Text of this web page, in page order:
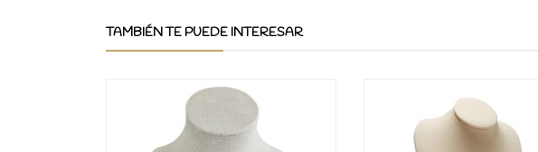
TAMBIÉN TE PUEDE INTERESAR